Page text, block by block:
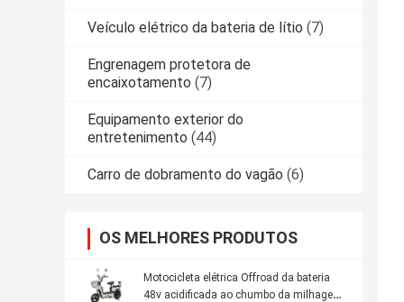
Veículo elétrico da bateria de lítio (7)
Engrenagem protetora de
encaixotamento (7)
Equipamento exterior do
entretenimento (44)
Carro de dobramento do vagão (6)
OS MELHORES PRODUTOS
Motocicleta elétrica Offroad da bateria
48v acidificada ao chumbo da milhagem